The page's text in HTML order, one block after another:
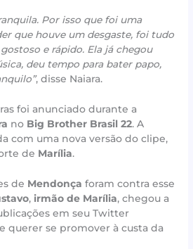
Por isso que foi uma
que houve um desgaste, foi tudo
e rápido. Ela já chegou
deu tempo para bater papo,
, disse Naiara.
foi anunciado durante a
no Big Brother Brasil 22. A
com uma nova versão do clipe,
de Marília.
de Mendonça foram contra esse
, irmão de Marília, chegou a
em seu Twitter
querer se promover à custa da